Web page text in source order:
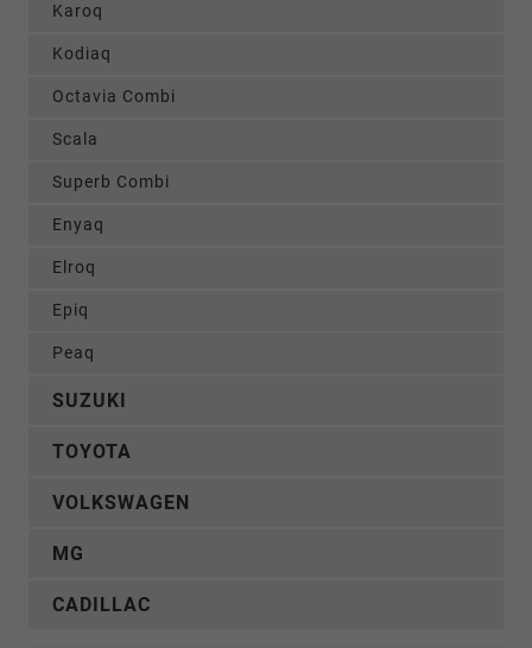
Karoq
Kodiaq
Octavia Combi
Scala
Superb Combi
Enyaq
Elroq
Epiq
Peaq
SUZUKI
TOYOTA
VOLKSWAGEN
MG
CADILLAC